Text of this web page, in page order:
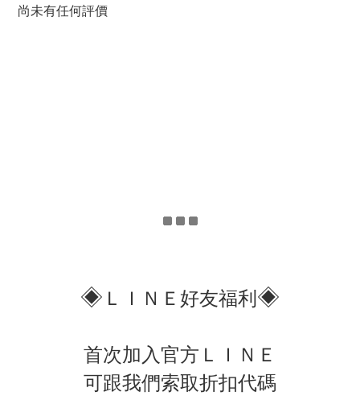
尚未有任何評價
◈ ＬＩＮＥ好友福利◈
首次加入官方ＬＩＮＥ
可跟我們索取折扣代碼